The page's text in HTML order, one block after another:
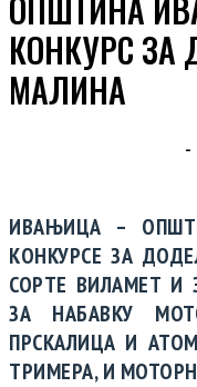
КОНКУРС
МАЛИНА
-
ИВАЊИЦА –
КОНКУРСЕ ЗА
СОРТЕ ВИЛАМЕТ И
ЗА НАБАВКУ
ПРСКАЛИЦА И
ТРИМЕРА, И